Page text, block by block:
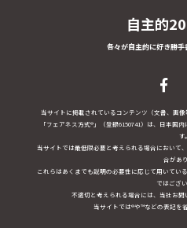
自主的
各々が自主的に好き勝
当サイトに掲載されているコンテンツ（文書、画
「フェアネス方式®」（登録6150741）は、日本国
す。
当サイトでは最低限必要と考えられる場合において
合があ
これらはあくまでも説明の必要性に応じて用いてい
ではござ
不適切と考えられる場合には、当社お問
当サイトでは®や™などの表記を